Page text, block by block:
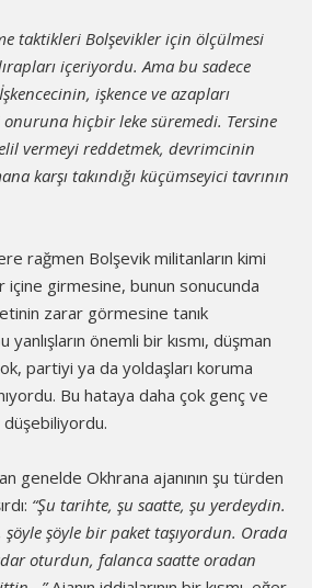
taktikleri Bolşevikler için ölçülmesi
içeriyordu. Ama bu sadece
işkence ve azapları
hiçbir leke süremedi. Tersine
vermeyi reddetmek, devrimcinin
karşı takındığı küçümseyici tavrının
rağmen Bolşevik militanların kimi
içine girmesine, bunun sonucunda
zarar görmesine tanık
yanlışların önemli bir kısmı, düşman
partiyi ya da yoldaşları koruma
Bu hataya daha çok genç ve
genelde Okhrana ajanının şu türden
“Şu tarihte, şu saatte, şu yerdeydin.
şöyle şöyle bir paket taşıyordun. Orada
oturdun, falanca saatte oradan